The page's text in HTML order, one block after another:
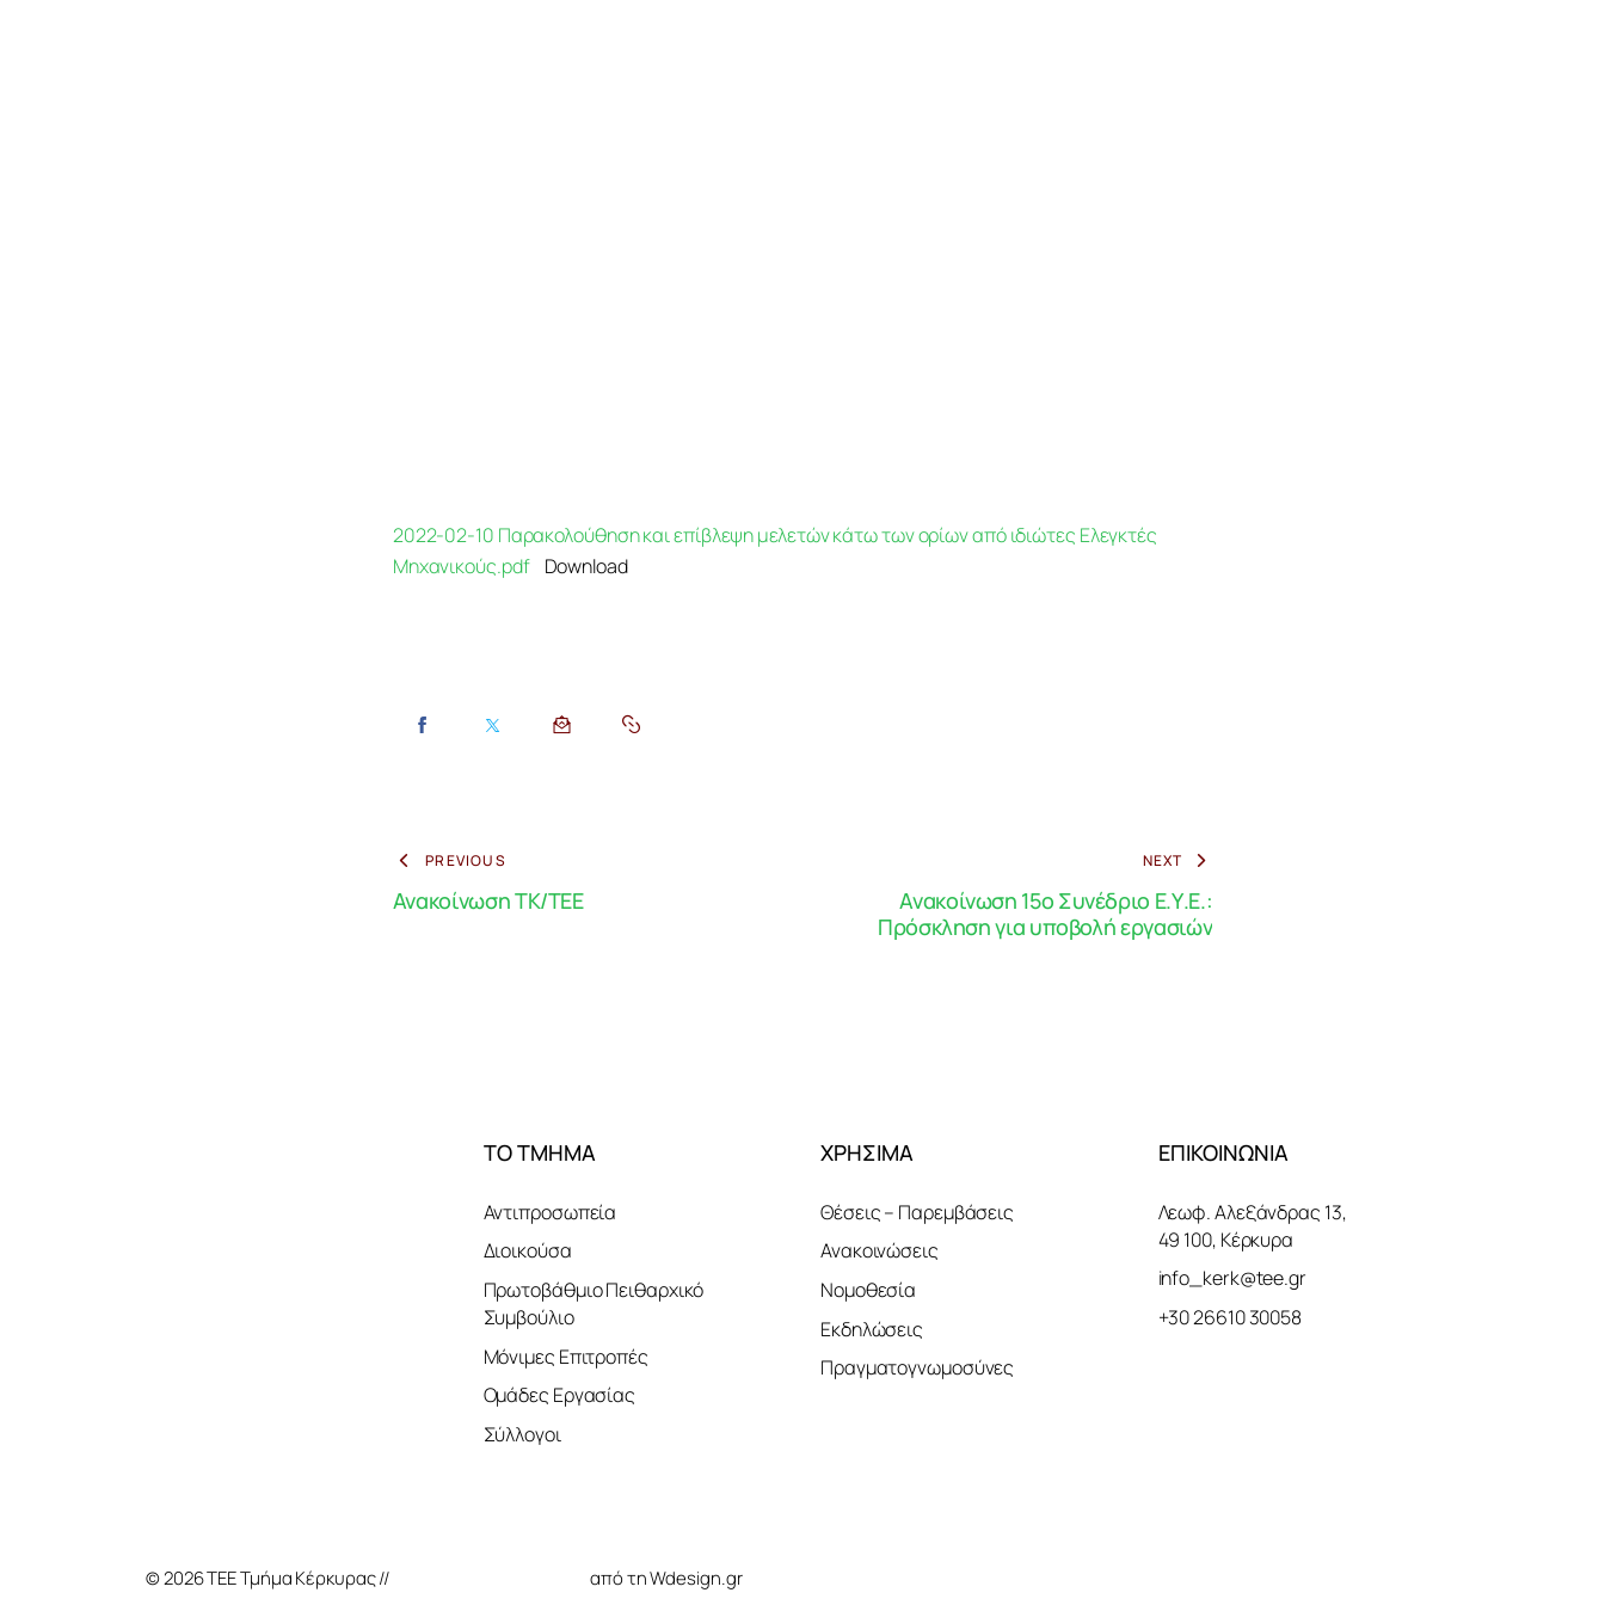
2022-02-10 Παρακολούθηση και επίβλεψη μελετών κάτω των ορίων από ιδιώτες Ελεγκτές
Μηχανικούς.pdf
Download
PREVIOUS
Ανακοίνωση ΤΚ/ΤΕΕ
NEXT
Ανακοίνωση 15o Συνέδριο Ε.Υ.Ε.:
Πρόσκληση για υποβολή εργασιών
ΤΟ ΤΜΗΜΑ
Αντιπροσωπεία
Διοικούσα
Πρωτοβάθμιο Πειθαρχικό
Συμβούλιο
Μόνιμες Επιτροπές
Ομάδες Εργασίας
Σύλλογοι
ΧΡΗΣΙΜΑ
Θέσεις – Παρεμβάσεις
Ανακοινώσεις
Νομοθεσία
Εκδηλώσεις
Πραγματογνωμοσύνες
ΕΠΙΚΟΙΝΩΝΙΑ
Λεωφ. Αλεξάνδρας 13,
49 100, Κέρκυρα
info_kerk@tee.gr
+30 26610 30058
© 2026 ΤΕΕ Τμήμα Κέρκυρας // Κατασκευή Ιστοσελίδαςαπό τη Wdesign.gr